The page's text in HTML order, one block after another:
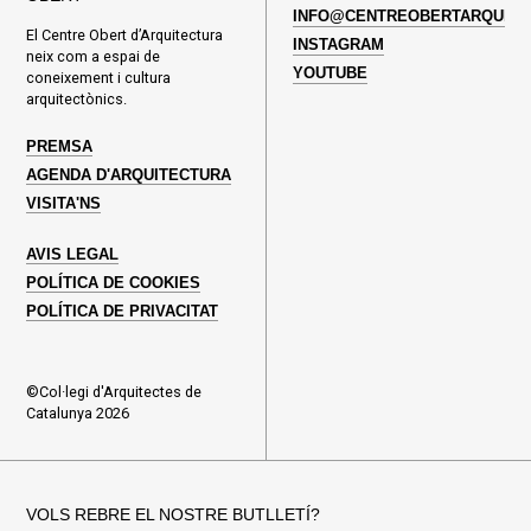
El Centre Obert d’Arquitectura
neix com a espai de
coneixement i cultura
arquitectònics.
PREMSA
AGENDA D'ARQUITECTURA
VISITA'NS
AVIS LEGAL
POLÍTICA DE COOKIES
POLÍTICA DE PRIVACITAT
©Col·legi d'Arquitectes de
Catalunya 2026
INSTAGRAM
YOUTUBE
VOLS REBRE EL NOSTRE BUTLLETÍ?